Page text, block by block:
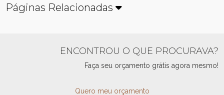
Páginas Relacionadas
ENCONTROU O QUE PROCURAVA?
Faça seu orçamento grátis agora mesmo!
Quero meu orçamento